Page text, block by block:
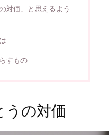
対価」と思えるよう
すもの
うの対価